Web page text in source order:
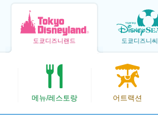
도쿄디즈니랜드 도쿄디즈니씨
메뉴/레스토랑 어트랙션